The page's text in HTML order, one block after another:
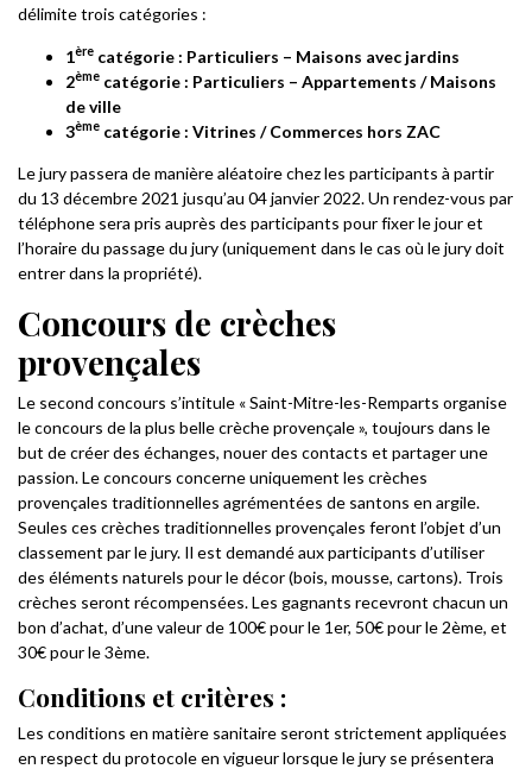
délimite trois catégories :
1ère catégorie : Particuliers – Maisons avec jardins
2ème catégorie : Particuliers – Appartements / Maisons
de ville
3ème catégorie : Vitrines / Commerces hors ZAC
Le jury passera de manière aléatoire chez les participants à partir
du 13 décembre 2021 jusqu’au 04 janvier 2022. Un rendez-vous par
téléphone sera pris auprès des participants pour fixer le jour et
l’horaire du passage du jury (uniquement dans le cas où le jury doit
entrer dans la propriété).
Concours de crèches
provençales
Le second concours s’intitule « Saint-Mitre-les-Remparts organise
le concours de la plus belle crèche provençale », toujours dans le
but de créer des échanges, nouer des contacts et partager une
passion. Le concours concerne uniquement les crèches
provençales traditionnelles agrémentées de santons en argile.
Seules ces crèches traditionnelles provençales feront l’objet d’un
classement par le jury. Il est demandé aux participants d’utiliser
des éléments naturels pour le décor (bois, mousse, cartons). Trois
crèches seront récompensées. Les gagnants recevront chacun un
bon d’achat, d’une valeur de 100€ pour le 1er, 50€ pour le 2ème, et
30€ pour le 3ème.
Conditions et critères :
Les conditions en matière sanitaire seront strictement appliquées
en respect du protocole en vigueur lorsque le jury se présentera